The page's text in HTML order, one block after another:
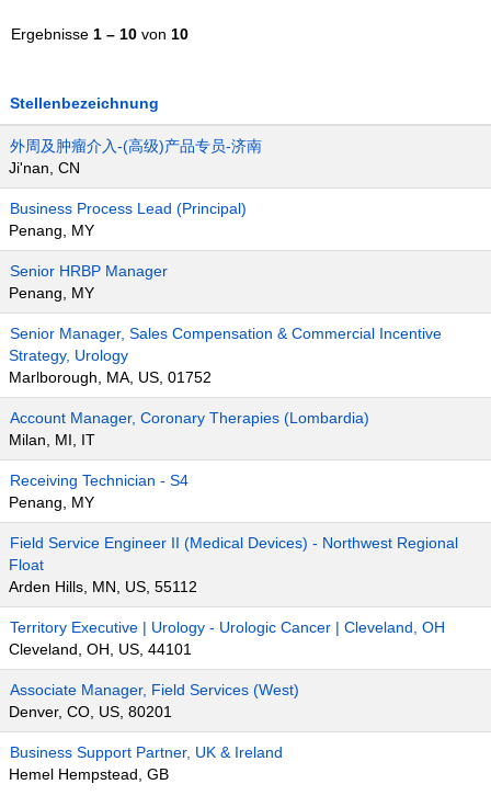
Ergebnisse 1 – 10 von 10
Stellenbezeichnung
外周及肿瘤介入-(高级)产品专员-济南
Ji'nan, CN
Business Process Lead (Principal)
Penang, MY
Senior HRBP Manager
Penang, MY
Senior Manager, Sales Compensation & Commercial Incentive
Strategy, Urology
Marlborough, MA, US, 01752
Account Manager, Coronary Therapies (Lombardia)
Milan, MI, IT
Receiving Technician - S4
Penang, MY
Field Service Engineer II (Medical Devices) - Northwest Regional
Float
Arden Hills, MN, US, 55112
Territory Executive | Urology - Urologic Cancer | Cleveland, OH
Cleveland, OH, US, 44101
Associate Manager, Field Services (West)
Denver, CO, US, 80201
Business Support Partner, UK & Ireland
Hemel Hempstead, GB